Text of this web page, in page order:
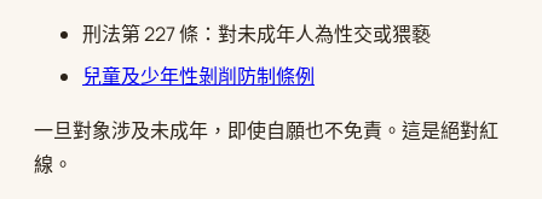
刑法第 227 條：對未成年人為性交或猥褻
兒童及少年性剝削防制條例
一旦對象涉及未成年，即使自願也不免責。這是絕對紅
線。